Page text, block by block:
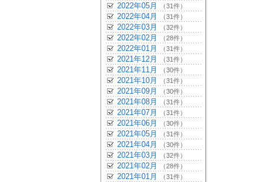
2022年05月 （31件）
2022年04月 （31件）
2022年03月 （32件）
2022年02月 （28件）
2022年01月 （31件）
2021年12月 （31件）
2021年11月 （30件）
2021年10月 （31件）
2021年09月 （30件）
2021年08月 （31件）
2021年07月 （31件）
2021年06月 （30件）
2021年05月 （31件）
2021年04月 （30件）
2021年03月 （32件）
2021年02月 （28件）
2021年01月 （31件）